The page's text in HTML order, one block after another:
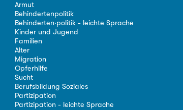
Armut
Behindertenpolitik
Behinderten·politik - leichte Sprache
Kinder und Jugend
Familien
Alter
Migration
Opferhilfe
Sucht
Berufsbildung Soziales
Partizipation
Partizipation - leichte Sprache